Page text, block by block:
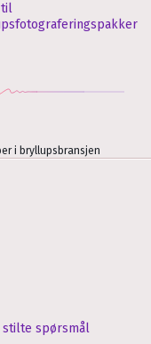
til
i bryllupsbransjen
stilte spørsmål